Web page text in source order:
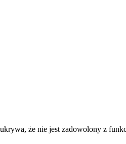
że nie jest zadowolony z